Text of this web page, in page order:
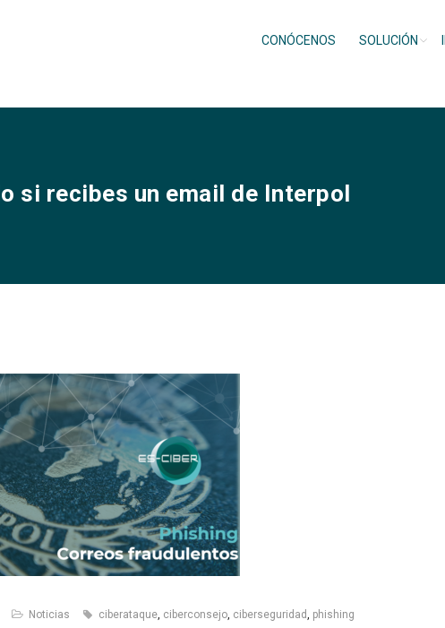
CONÓCENOS SOLUCIÓN
si recibes un email de Interpol
Noticias ciberataque, ciberconsejo, ciberseguridad, phishing